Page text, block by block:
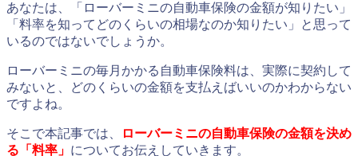
あなたは、「ローバーミニの自動車保険の金額が知りたい」
「料率を知ってどのくらいの相場なのか知りたい」と思って
いるのではないでしょうか。
ローバーミニの毎月かかる自動車保険料は、実際に契約して
みないと、どのくらいの金額を支払えばいいのかわからない
ですよね。
そこで本記事では、
ローバーミニの自動車保険の金額を決め
る「料率」 についてお伝えしていきます。